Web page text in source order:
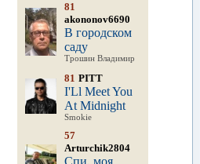
81
akononov6690
В городском
саду
Трошин Владимир
81 PITT
I'Ll Meet You
At Midnight
Smokie
57
Arturchik2804
Спи, моя